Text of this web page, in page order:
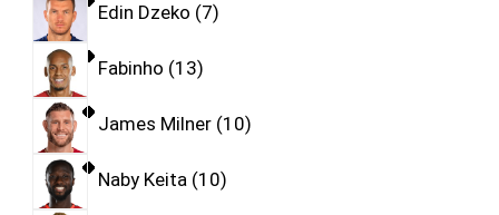
Edin Dzeko 7
Fabinho 13
James Milner 10
Naby Keita 10